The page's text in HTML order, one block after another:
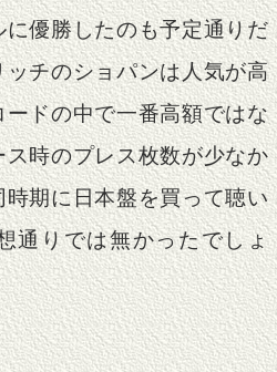
優勝したのも予定通りだ
チのショパンは人気が高
ドの中で一番高額ではな
時のプレス枚数が少なか
期に日本盤を買って聴い
通りでは無かったでしょ